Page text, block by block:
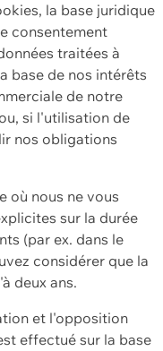
la base juridique
consentement
traitées à
base de nos intérêts
de notre
si l'utilisation de
nos obligations
où nous ne vous
sur la durée
(par ex. dans le
considérer que la
deux ans.
et l'opposition
effectué sur la base